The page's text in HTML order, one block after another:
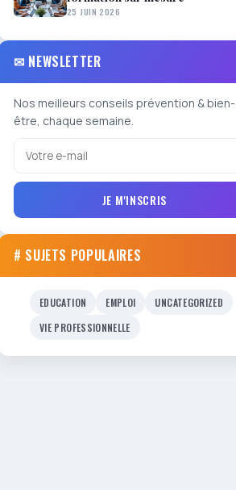
25 JUIN 2026
✉ NEWSLETTER
Nos meilleurs conseils prévention & bien-
être, chaque semaine.
JE M'INSCRIS
# SUJETS POPULAIRES
EDUCATION EMPLOI
UNCATEGORIZED
VIE PROFESSIONNELLE